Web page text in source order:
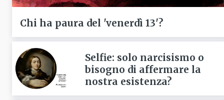
Chi ha paura del 'venerdì 13'?
Selfie: solo narcisismo o
bisogno di affermare la
nostra esistenza?